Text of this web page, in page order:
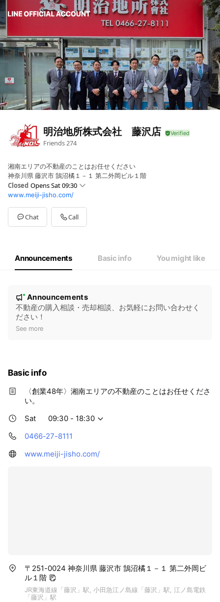
明治地所株式会社 藤沢店
Friends274
湘南エリアの不動産のことはお任せください
神奈川県 藤沢市 鵠沼橘１－１ 第二外岡ビル１階
Closed Opens Sat 09:30
Sun09:30 - 18:30
Mon09:30 - 18:30
TueClosed
WedClosed
www.meiji-jisho.com/
Chat Call
Announcements Basic info You might like
New
Announcements
不動産の購入相談・売却相談、お気軽にお問い合わせく
ださい！
See more
Basic info
〈創業48年〉湘南エリアの不動産のことはお任せくださ
い。
Sat
09:30 - 18:30
0466-27-8111
www.meiji-jisho.com/
〒251-0024 神奈川県 藤沢市 鵠沼橘１－１ 第二外岡ビ
ル１階
JR東海道線「藤沢」駅, 小田急江ノ島線「藤沢」駅, 江ノ島電鉄
「藤沢」駅